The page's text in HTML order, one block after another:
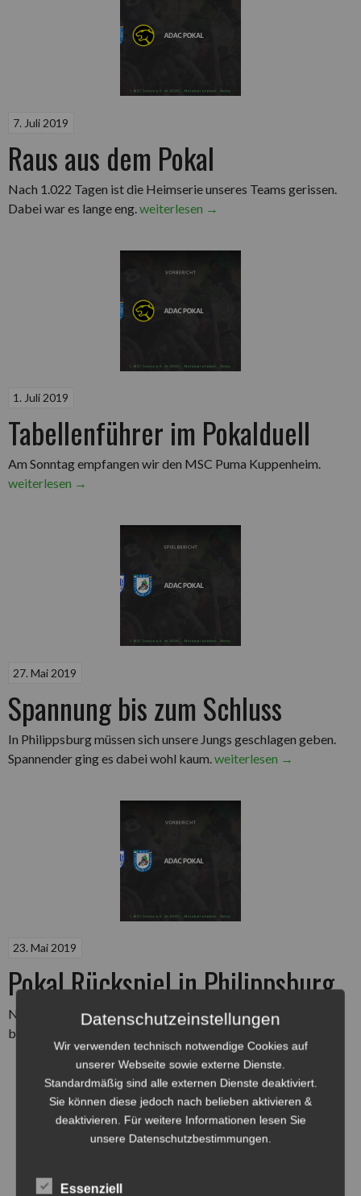
7. Juli 2019
Raus aus dem Pokal
Nach 1.022 Tagen ist die Heimserie unseres Teams gerissen.
Dabei war es lange eng. „Raus
weiterlesen →
1. Juli 2019
Tabellenführer im Pokalduell
Am Sonntag empfangen wir den MSC Puma Kuppenheim.
weiterlesen →
27. Mai 2019
Spannung bis zum Schluss
In Philippsburg müssen sich unsere Jungs geschlagen geben.
Spannender ging es dabei wohl kaum. „Spannung
weiterlesen →
23. Mai 2019
Pokal Rückspiel in Philippsburg
Nach dem Heimspielsieg im Hinspiel fährt unser Team mit
breiter Brust in den Süden.
Rückspiel
in
Philippsburg“
Datenschutzeinstellungen
Wir verwenden technisch notwendige Cookies auf
unserer Webseite sowie externe Dienste.
Standardmäßig sind alle externen Dienste deaktiviert.
Sie können diese jedoch nach belieben aktivieren &
deaktivieren. Für weitere Informationen lesen Sie
unsere Datenschutzbestimmungen.
Essenziell